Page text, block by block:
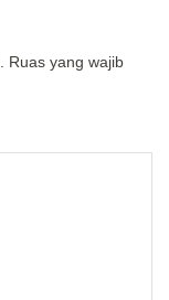
Ruas yang wajib